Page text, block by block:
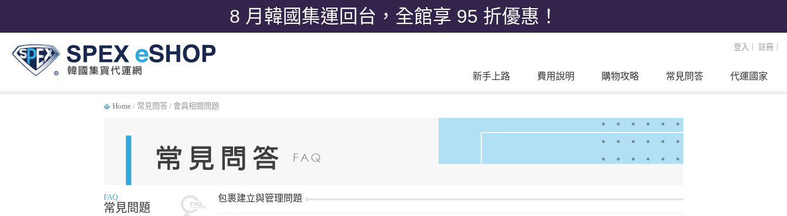
8 月韓國集運回台，全館享 95 折優惠！
登入 註冊
代運國家
常見問答
購物攻略
費用說明
新手上路
Home / 常見問答 / 會員相關問題
FAQ
常見問題
包裹建立與管理問題